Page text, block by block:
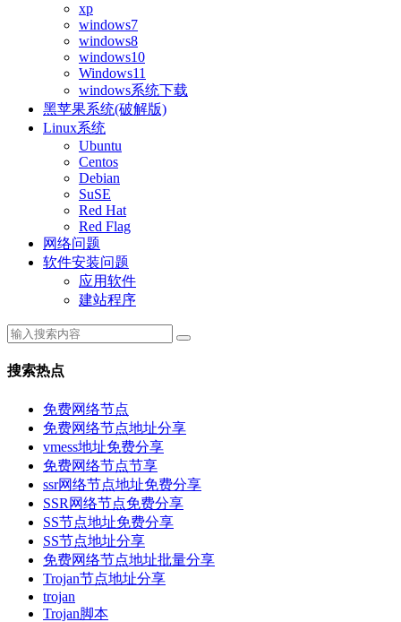
xp
windows7
windows8
windows10
Windows11
windows系统下载
黑苹果系统(破解版)
Linux系统
Ubuntu
Centos
Debian
SuSE
Red Hat
Red Flag
网络问题
软件安装问题
应用软件
建站程序
搜索热点
免费网络节点
免费网络节点地址分享
vmess地址免费分享
免费网络节点节享
ssr网络节点地址免费分享
SSR网络节点免费分享
SS节点地址免费分享
SS节点地址分享
免费网络节点地址批量分享
Trojan节点地址分享
trojan
Trojan脚本